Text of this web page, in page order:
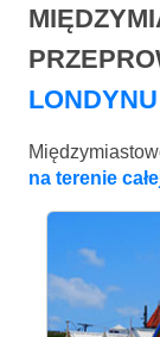
LONDYNU
na terenie